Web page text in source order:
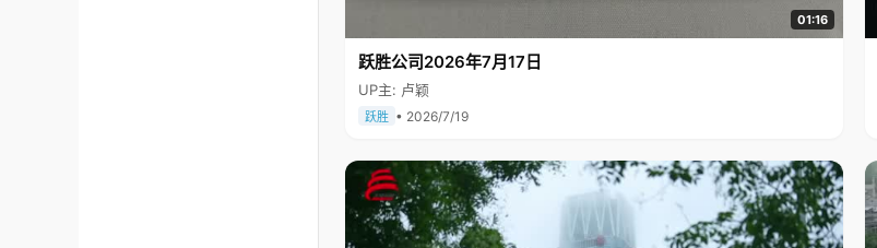
01:16
跃胜公司2026年7月17日
UP主: 卢颖
跃胜 • 2026/7/19